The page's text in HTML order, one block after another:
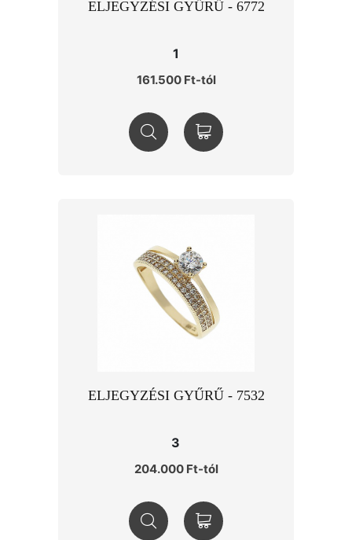
ELJEGYZÉSI GYŰRŰ - 6772
1
161.500 Ft-tól
ELJEGYZÉSI GYŰRŰ - 7532
3
204.000 Ft-tól